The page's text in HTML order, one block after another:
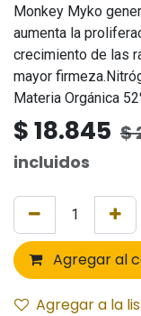
Monkey Myko
aumenta la
crecimiento de las
mayor
Materia Orgánica
$18.845 $
incluidos
Agregar al
Agregar a la